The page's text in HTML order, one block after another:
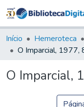
Início Hemeroteca
O Imparcial, 1977,
O Imparcial,